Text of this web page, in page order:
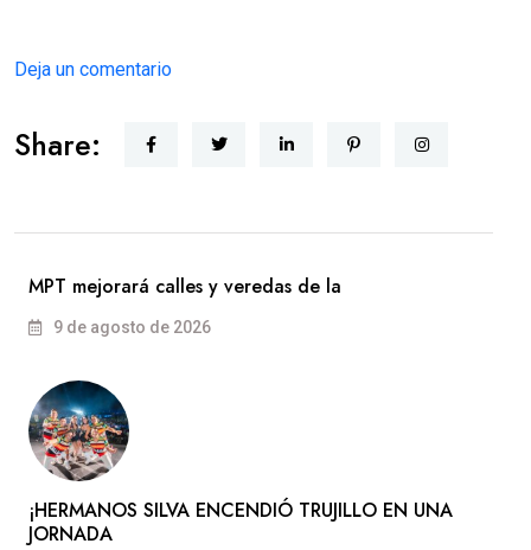
Deja un comentario
Share:
MPT mejorará calles y veredas de la
9 de agosto de 2026
​¡HERMANOS SILVA ENCENDIÓ TRUJILLO EN UNA
JORNADA